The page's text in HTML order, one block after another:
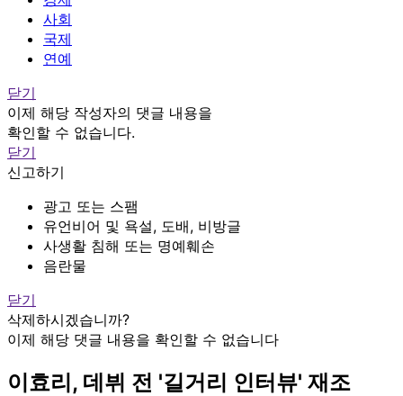
사회
국제
연예
닫기
이제 해당 작성자의 댓글 내용을
확인할 수 없습니다.
닫기
신고하기
광고 또는 스팸
유언비어 및 욕설, 도배, 비방글
사생활 침해 또는 명예훼손
음란물
닫기
삭제하시겠습니까?
이제 해당 댓글 내용을 확인할 수 없습니다
이효리, 데뷔 전 '길거리 인터뷰' 재조